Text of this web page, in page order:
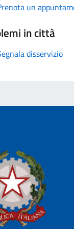
un
in città
disservizio